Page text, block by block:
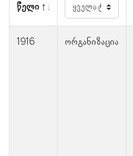
წელი
1916 ორგანიზაცია